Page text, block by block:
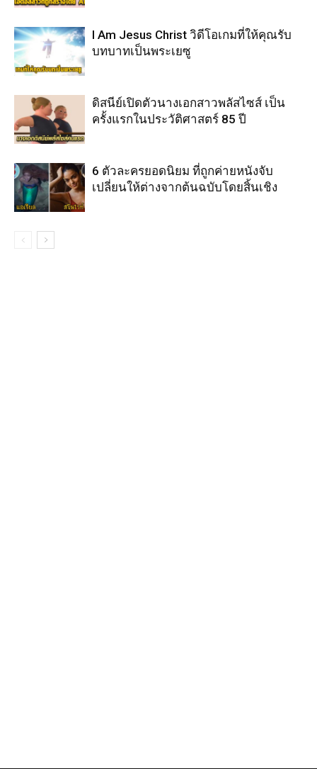
I Am Jesus Christ วิดีโอเกมที่ให้คุณรับ
บทบาทเป็นพระเยซู
ดิสนีย์เปิดตัวนางเอกสาวพลัสไซส์ เป็น
ครั้งแรกในประวัติศาสตร์ 85 ปี
6 ตัวละครยอดนิยม ที่ถูกค่ายหนังจับ
เปลี่ยนให้ต่างจากต้นฉบับโดยสิ้นเชิง